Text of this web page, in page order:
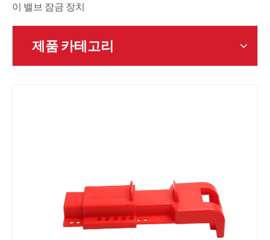
이 밸브 잠금 장치
제품 카테고리